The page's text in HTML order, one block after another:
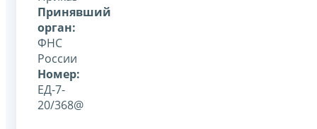
Принявший
орган:
ФНС
России
Номер:
ЕД-7-
20/368@